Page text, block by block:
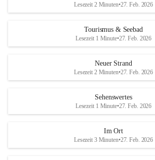
Lesezeit 2 Minuten•27. Feb. 2026
Tourismus & Seebad
Lesezeit 1 Minute•27. Feb. 2026
Neuer Strand
Lesezeit 2 Minuten•27. Feb. 2026
Sehenswertes
Lesezeit 1 Minute•27. Feb. 2026
Im Ort
Lesezeit 3 Minuten•27. Feb. 2026